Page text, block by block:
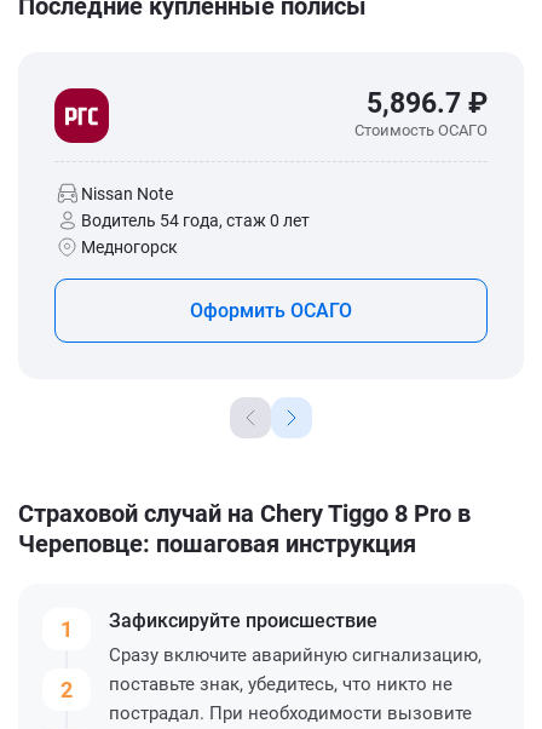
5,896.7 ₽
Стоимость ОСАГО
Nissan Note
Водитель 54 года, стаж 0 лет
Медногорск
Оформить ОСАГО
Страховой случай на Chery Tiggo 8 Pro в
Череповце: пошаговая инструкция
1
2
Зафиксируйте происшествие
Сразу включите аварийную сигнализацию,
поставьте знак, убедитесь, что никто не
пострадал. При необходимости вызовите